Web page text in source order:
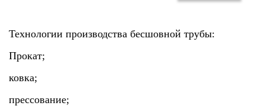
Технологии производства бесшовной трубы:
Прокат;
ковка;
прессование;